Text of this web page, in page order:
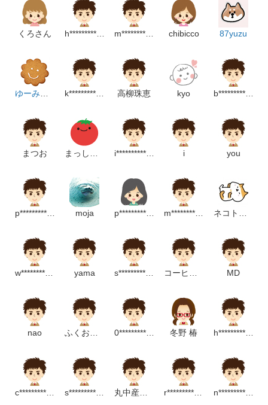
くろさん h********************p m******************m chibicco 87yuzu
ゆーみん☆彡 k******************m 高柳珠恵 kyo b******************m
まつお まっしゅ・room i**********************m i you
p*****************m moja p********************p m***************m ネコトカエル
w************************m yama s*******************m コーヒークラブ MD
nao ふくおか地区社協 0********************m 冬野 椿 h*******************m
c***************************p s**********************m 丸中産業本社 r********************m n*****************m